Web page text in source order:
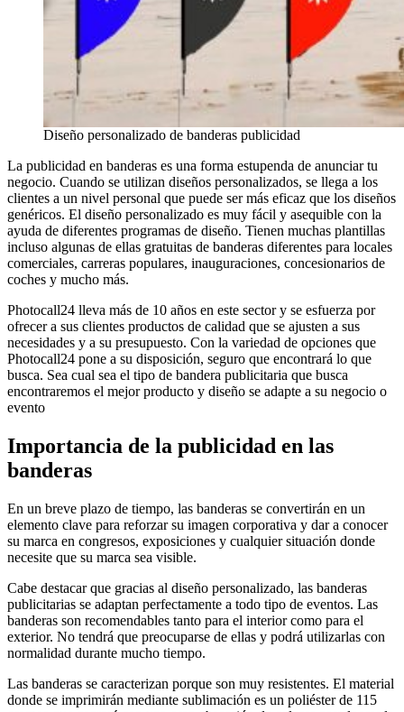
Diseño personalizado de banderas publicidad
La publicidad en banderas es una forma estupenda de anunciar tu
negocio. Cuando se utilizan diseños personalizados, se llega a los
clientes a un nivel personal que puede ser más eficaz que los diseños
genéricos. El diseño personalizado es muy fácil y asequible con la
ayuda de diferentes programas de diseño. Tienen muchas plantillas
incluso algunas de ellas gratuitas de banderas diferentes para locales
comerciales, carreras populares, inauguraciones, concesionarios de
coches y mucho más.
Photocall24 lleva más de 10 años en este sector y se esfuerza por
ofrecer a sus clientes productos de calidad que se ajusten a sus
necesidades y a su presupuesto. Con la variedad de opciones que
Photocall24 pone a su disposición, seguro que encontrará lo que
busca. Sea cual sea el tipo de bandera publicitaria que busca
encontraremos el mejor producto y diseño se adapte a su negocio o
evento
Importancia de la publicidad en las
banderas
En un breve plazo de tiempo, las banderas se convertirán en un
elemento clave para reforzar su imagen corporativa y dar a conocer
su marca en congresos, exposiciones y cualquier situación donde
necesite que su marca sea visible.
Cabe destacar que gracias al diseño personalizado, las banderas
publicitarias se adaptan perfectamente a todo tipo de eventos. Las
banderas son recomendables tanto para el interior como para el
exterior. No tendrá que preocuparse de ellas y podrá utilizarlas con
normalidad durante mucho tiempo.
Las banderas se caracterizan porque son muy resistentes. El material
donde se imprimirán mediante sublimación es un poliéster de 115